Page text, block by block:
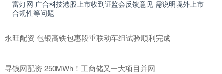
富灯网 广合科技港股上市收到证监会反馈意见 需说明境外上市
合规性等问题
永旺配资 包银高铁包惠段重联动车组试验顺利完成
寻钱网配资 250MWh！工商储又一大项目并网